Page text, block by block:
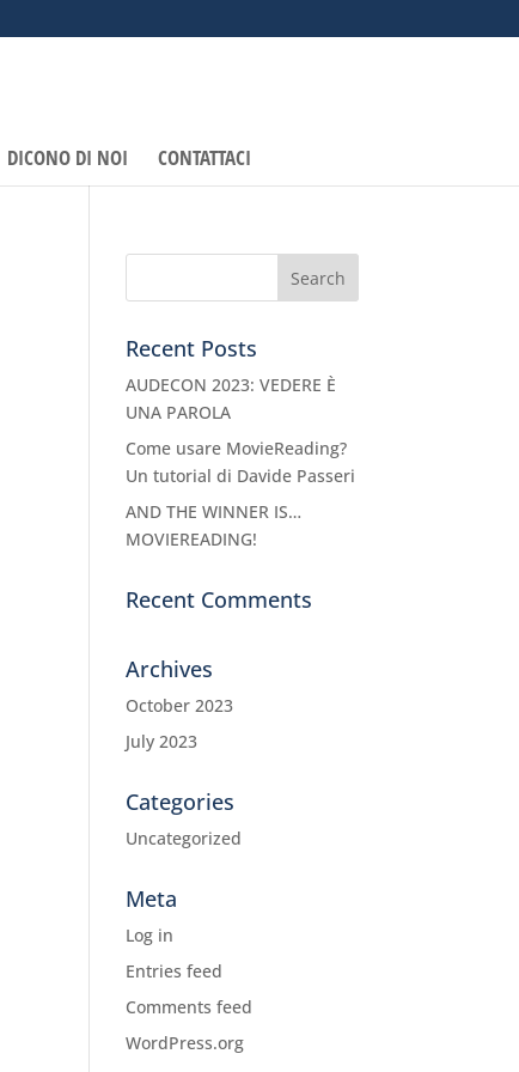
DICONO DI NOI CONTATTACI
Recent Posts
AUDECON 2023: VEDERE È
UNA PAROLA
Come usare MovieReading?
Un tutorial di Davide Passeri
AND THE WINNER IS…
MOVIEREADING!
Recent Comments
Archives
October 2023
July 2023
Categories
Uncategorized
Meta
Log in
Entries feed
Comments feed
WordPress.org